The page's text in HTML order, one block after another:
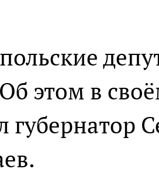
этом в
губернатор